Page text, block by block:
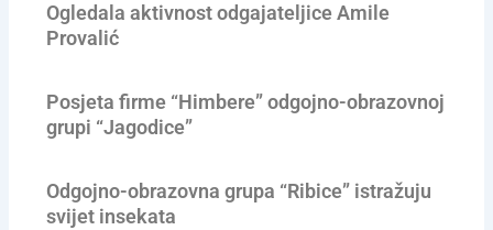
Ogledala aktivnost odgajateljice Amile
Provalić
Posjeta firme “Himbere” odgojno-obrazovnoj
grupi “Jagodice”
Odgojno-obrazovna grupa “Ribice” istražuju
svijet insekata